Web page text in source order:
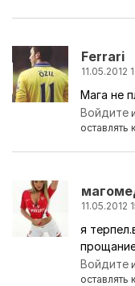
Ferrari
11.05.2012
Мага не
Войдите
оставлять
11.05.2012
я
Войдите
оставлять